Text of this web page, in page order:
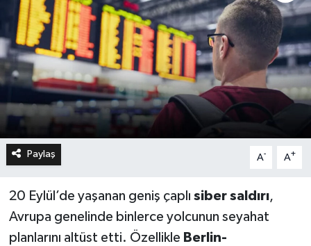
Paylaş A- A+
20 Eylül’de yaşanan geniş çaplı siber saldırı,
Avrupa genelinde binlerce yolcunun seyahat
planlarını altüst etti. Özellikle Berlin-